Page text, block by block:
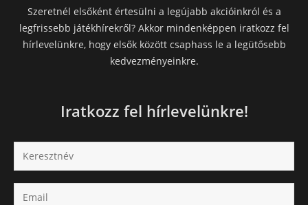
Szeretnél elsőként értesülni a legújabb akcióinkról és a
legfrissebb játékhírekről? Akkor mindenképpen iratkozz fel
hírlevelünkre, hogy elsők között csaphass le a legütősebb
kedvezményeinkre.
Iratkozz fel hírlevelünkre!